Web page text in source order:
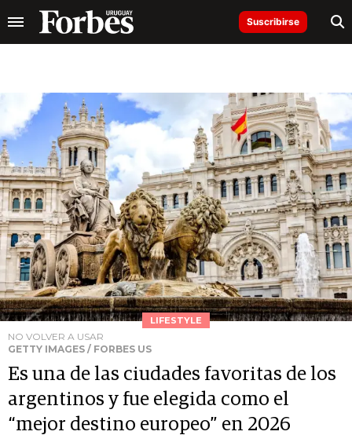
Suscribirse
LIFESTYLE
NO VOLVER A USAR
GETTY IMAGES / FORBES US
Es una de las ciudades favoritas de los
argentinos y fue elegida como el
“mejor destino europeo” en 2026